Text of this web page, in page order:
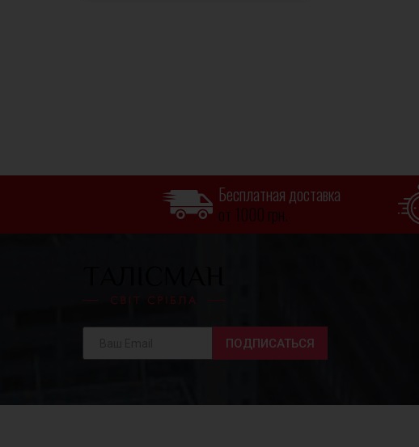
Бесплатная доставка
от 1000 грн.
ПОДПИСАТЬСЯ